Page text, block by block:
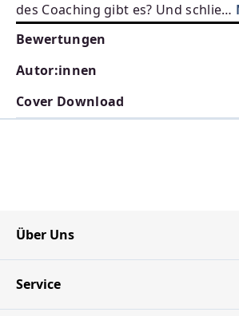
des Coaching gibt es? Und schlie…
Bewertungen
Autor:innen
Cover Download
Über Uns
Service